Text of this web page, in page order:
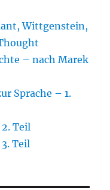
Wittgenstein,
– nach Marek
Sprache – 1.
Teil
Teil